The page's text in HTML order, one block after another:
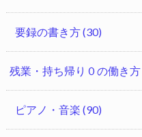
要録の書き方(30)
残業・持ち帰り０の働き方
ピアノ・音楽 (90)